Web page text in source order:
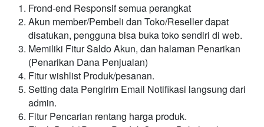
Frond-end Responsif semua perangkat
Akun member/Pembeli dan Toko/Reseller dapat
disatukan, pengguna bisa buka toko sendiri di web.
Memiliki Fitur Saldo Akun, dan halaman Penarikan
(Penarikan Dana Penjualan)
Fitur wishlist Produk/pesanan.
Setting data Pengirim Email Notifikasi langsung dari
admin.
Fitur Pencarian rentang harga produk.